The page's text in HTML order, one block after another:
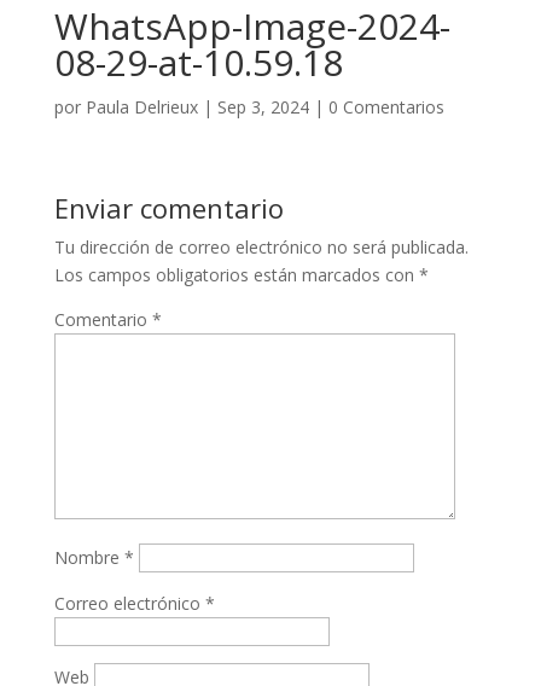
WhatsApp-Image-2024-
08-29-at-10.59.18
por Paula Delrieux| Sep 3, 2024| 0 Comentarios
Enviar comentario
Tu dirección de correo electrónico no será publicada.
Los campos obligatorios están marcados con *
Comentario *
Nombre *
Correo electrónico *
Web